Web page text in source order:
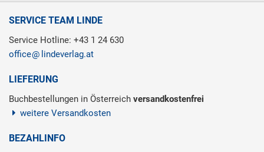
SERVICE TEAM LINDE
Service Hotline: +43 1 24 630
office
lindeverlag.at
LIEFERUNG
Buchbestellungen in Österreich versandkostenfrei
weitere Versandkosten
BEZAHLINFO